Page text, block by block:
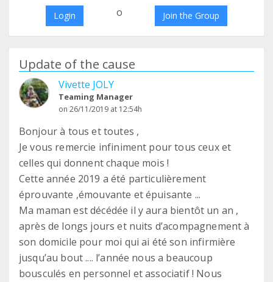
Login o Join the Group
Update of the cause
Vivette JOLY
Teaming Manager
on 26/11/2019 at 12:54h
Bonjour à tous et toutes ,
Je vous remercie infiniment pour tous ceux et
celles qui donnent chaque mois !
Cette année 2019 a été particulièrement
éprouvante ,émouvante et épuisante ...
Ma maman est décédée il y aura bientôt un an ,
après de longs jours et nuits d’acompagnement à
son domicile pour moi qui ai été son infirmière
jusqu’au bout .... l’année nous a beaucoup
bousculés en personnel et associatif ! Nous